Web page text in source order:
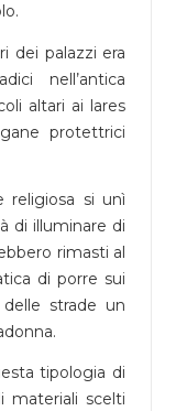
dei palazzi era
nell’antica
altari ai lares
protettrici
religiosa si unì
di illuminare di
rimasti al
di porre sui
strade un
tipologia di
materiali scelti